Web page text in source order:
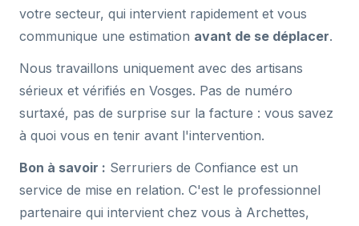
votre secteur, qui intervient rapidement et vous
communique une estimation avant de se déplacer.
Nous travaillons uniquement avec des artisans
sérieux et vérifiés en Vosges. Pas de numéro
surtaxé, pas de surprise sur la facture : vous savez
à quoi vous en tenir avant l'intervention.
Bon à savoir : Serruriers de Confiance est un
service de mise en relation. C'est le professionnel
partenaire qui intervient chez vous à Archettes,